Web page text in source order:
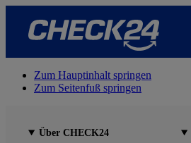
Zum Hauptinhalt springen
Zum Seitenfuß springen
Über CHECK24